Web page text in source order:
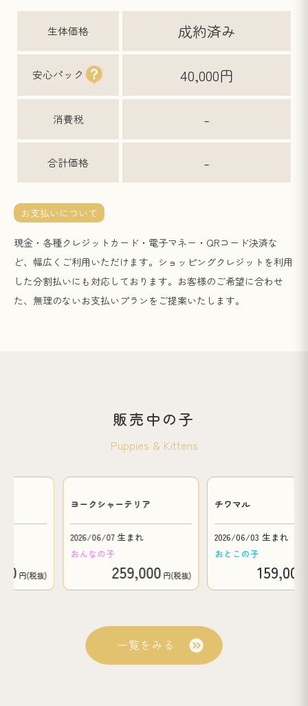
生体価格 成約済み
安心パック 40,000円
消費税 -
合計価格 -
お支払いについて
現金・各種クレジットカード・電子マネー・QRコード決済な
ど、幅広くご利用いただけます。ショッピングクレジットを利用
した分割払いにも対応しております。お客様のご希望に合わせ
た、無理のないお支払いプランをご提案いたします。
販売中の子
Puppies & Kittens
円(税抜)
ヨークシャーテリア
2026/06/07 生まれ
おんなの子
259,000円(税抜)
チワマル
2026/06/03 生まれ
おとこの子
159,000